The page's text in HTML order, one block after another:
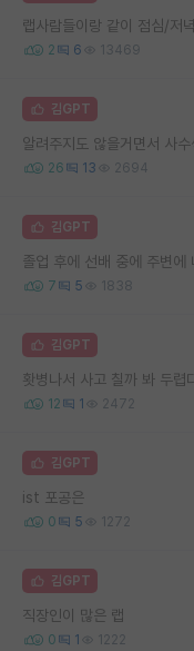
랩사람들이랑 같이 점심/저
2 6 13469
김GPT
알려주지도 않을거면서 사수
26 13 2694
김GPT
졸업 후에 선배 중에 주변에
7 5 1838
김GPT
홧병나서 사고 칠까 봐 두렵다
12 1 2472
김GPT
ist 포공은
0 5 1272
김GPT
직장인이 많은 랩
0 1 1222